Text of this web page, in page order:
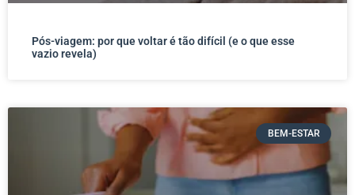
Pós-viagem: por que voltar é tão difícil (e o que esse
vazio revela)
BEM-ESTAR